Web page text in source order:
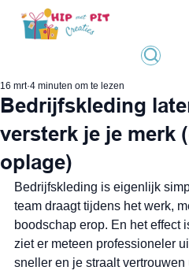
Bedrijfskleding
versterk je je merk
oplage)
16 mrt 4 minuten om te lezen
Bedrijfskleding is eigenlijk
team draagt tijdens het werk,
boodschap erop. En het effect
ziet er meteen professioneler
sneller en je straalt vertrouwen